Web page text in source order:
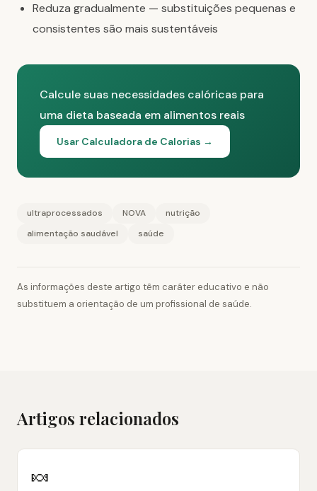
Reduza gradualmente — substituições pequenas e
consistentes são mais sustentáveis
Calcule suas necessidades calóricas para
uma dieta baseada em alimentos reais
Usar Calculadora de Calorias →
ultraprocessados NOVA
nutrição
alimentação saudável
saúde
As informações deste artigo têm caráter educativo e não
substituem a orientação de um profissional de saúde.
Artigos relacionados
🍬